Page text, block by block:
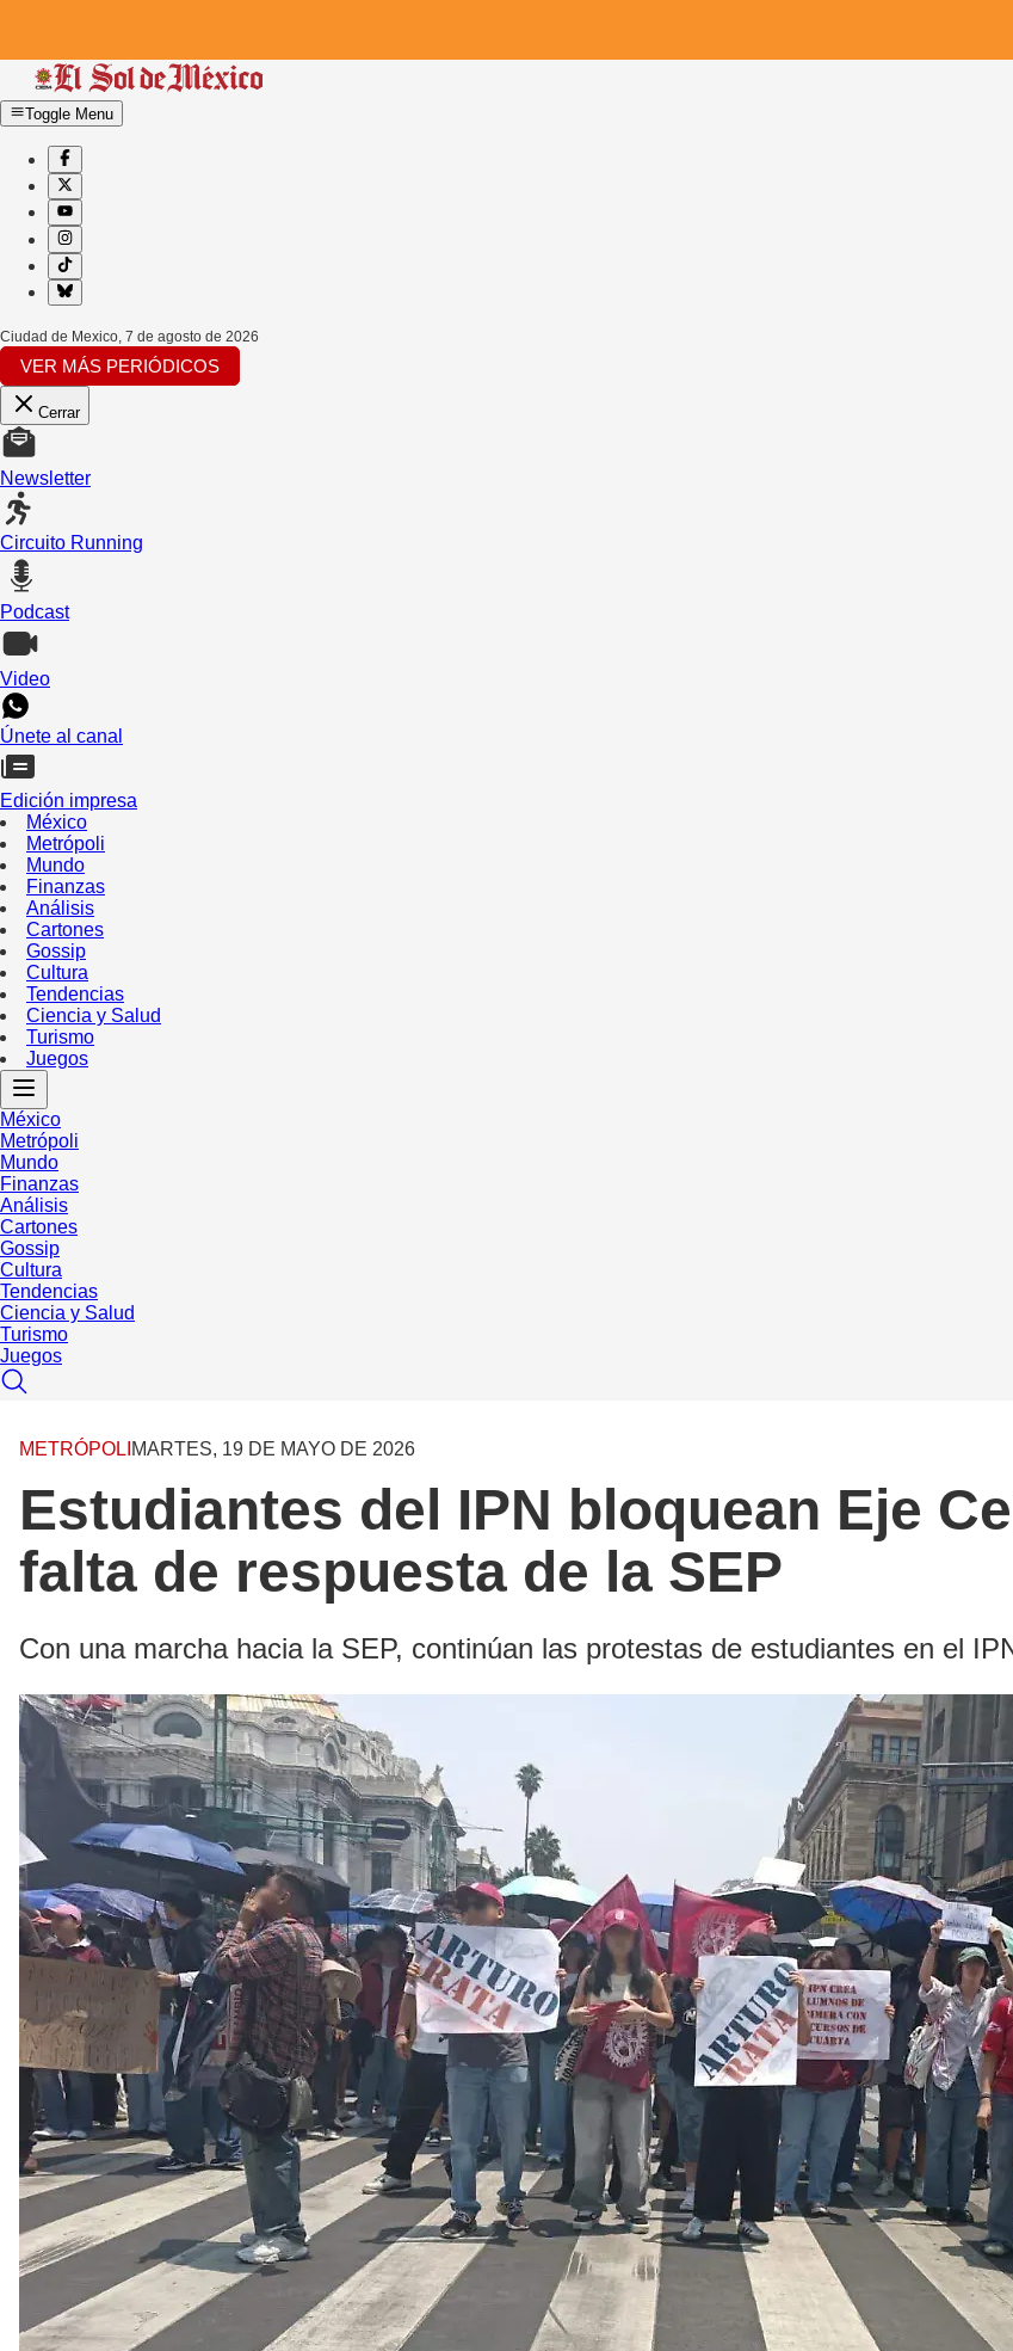
Toggle Menu
Ciudad de Mexico, 7 de agosto de 2026
VER MÁS PERIÓDICOS
Cerrar
Newsletter
Circuito Running
Podcast
Video
Únete al canal
Edición impresa
México
Metrópoli
Mundo
Finanzas
Análisis
Cartones
Gossip
Cultura
Tendencias
Ciencia y Salud
Turismo
Juegos
México
Metrópoli
Mundo
Finanzas
Análisis
Cartones
Gossip
Cultura
Tendencias
Ciencia y Salud
Turismo
Juegos
METRÓPOLI MARTES, 19 DE MAYO DE 2026
Estudiantes del IPN bloquean Eje
falta de respuesta de la SEP
Con una marcha hacia la SEP, continúan las protestas de estudiantes en el